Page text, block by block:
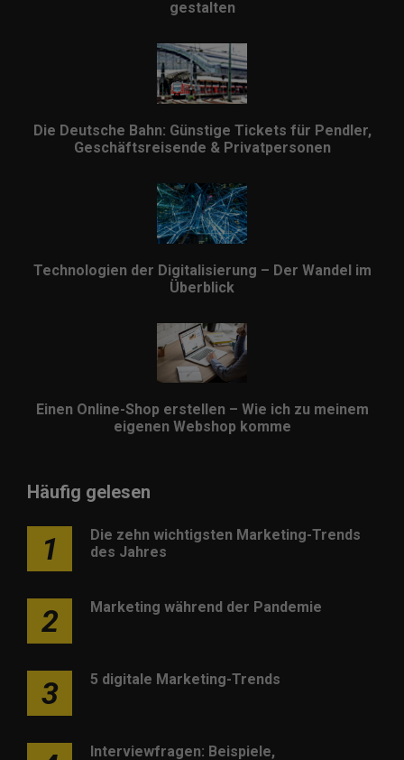
gestalten
Die Deutsche Bahn: Günstige Tickets für Pendler,
Geschäftsreisende & Privatpersonen
Technologien der Digitalisierung – Der Wandel im
Überblick
Einen Online-Shop erstellen – Wie ich zu meinem
eigenen Webshop komme
Häufig gelesen
1
Die zehn wichtigsten Marketing-Trends
des Jahres
2 Marketing während der Pandemie
3 5 digitale Marketing-Trends
Interviewfragen: Beispiele,